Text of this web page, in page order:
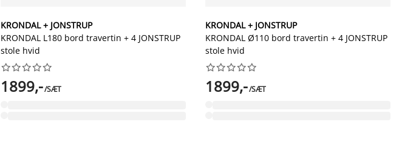
KRONDAL + JONSTRUP
KRONDAL L180 bord travertin + 4 JONSTRUP
stole hvid






1899,-/SÆT
KRONDAL + JONSTRUP
KRONDAL Ø110 bord travertin + 4 JONSTRUP
stole hvid






1899,-/SÆT